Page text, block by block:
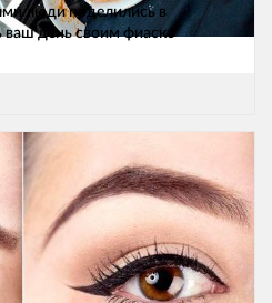
люди поделились в
ваш день своим фиаско